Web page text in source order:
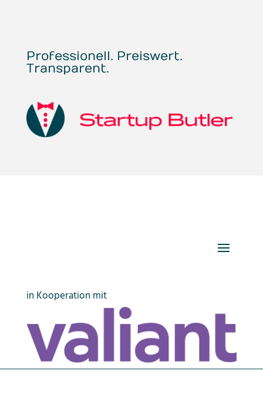
Professionell. Preiswert.
Transparent.
in Kooperation mit